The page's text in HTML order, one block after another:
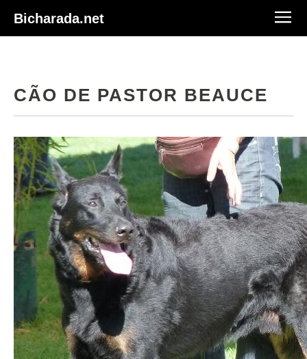
Bicharada.net
CÃO DE PASTOR BEAUCE